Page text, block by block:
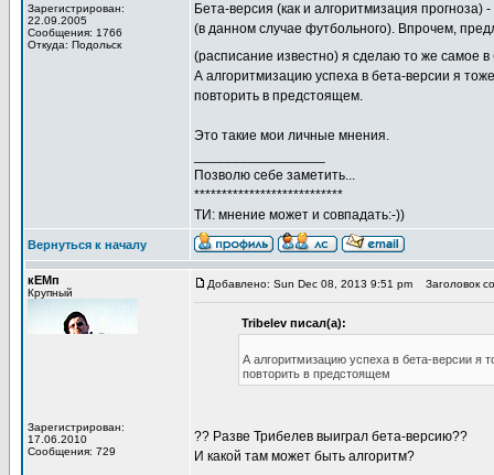
Зарегистрирован:
22.09.2005
Сообщения: 1766
Откуда: Подольск
Бета-версия (как и алгоритмизация
(в данном случае футбольного). Впрочем,
(расписание известно) я сделаю то же самое в
А алгоритмизацию успеха в бета-версии я
повторить в предстоящем.
Это такие мои личные мнения.
Позволю себе заметить...
***************************
ТИ: мнение может и совпадать:-))
Вернуться к началу
кЕМп
Крупный
Зарегистрирован:
17.06.2010
Сообщения: 729
Добавлено: Sun Dec 08, 2013 9:51 pm Заголовок
Tribelev писал(а):
А алгоритмизацию успеха в бета-версии я
повторить в предстоящем
?? Разве Трибелев выиграл бета-версию??
И какой там может быть алгоритм?